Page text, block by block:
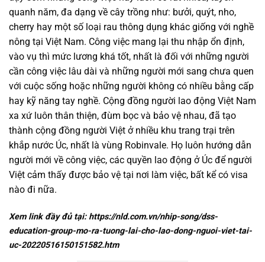
quanh năm, đa dạng về cây trồng như: bưởi, quýt, nho,
cherry hay một số loại rau thông dụng khác giống với nghề
nông tại Việt Nam. Công việc mang lại thu nhập ổn định,
vào vụ thì mức lương khá tốt, nhất là đối với những người
cần công việc lâu dài và những người mới sang chưa quen
với cuộc sống hoặc những người không có nhiều bằng cấp
hay kỹ năng tay nghề. Cộng đồng người lao động Việt Nam
xa xứ luôn thân thiện, đùm bọc và bảo vệ nhau, đã tạo
thành cộng đồng người Việt ở nhiều khu trang trại trên
khắp nước Úc, nhất là vùng Robinvale. Họ luôn hướng dẫn
người mới về công việc, các quyền lao động ở Úc để người
Việt cảm thấy được bảo vệ tại nơi làm việc, bất kể có visa
nào đi nữa.
Xem link đầy đủ tại:https://nld.com.vn/nhip-song/dss-
education-group-mo-ra-tuong-lai-cho-lao-dong-nguoi-viet-tai-
uc-20220516150151582.htm